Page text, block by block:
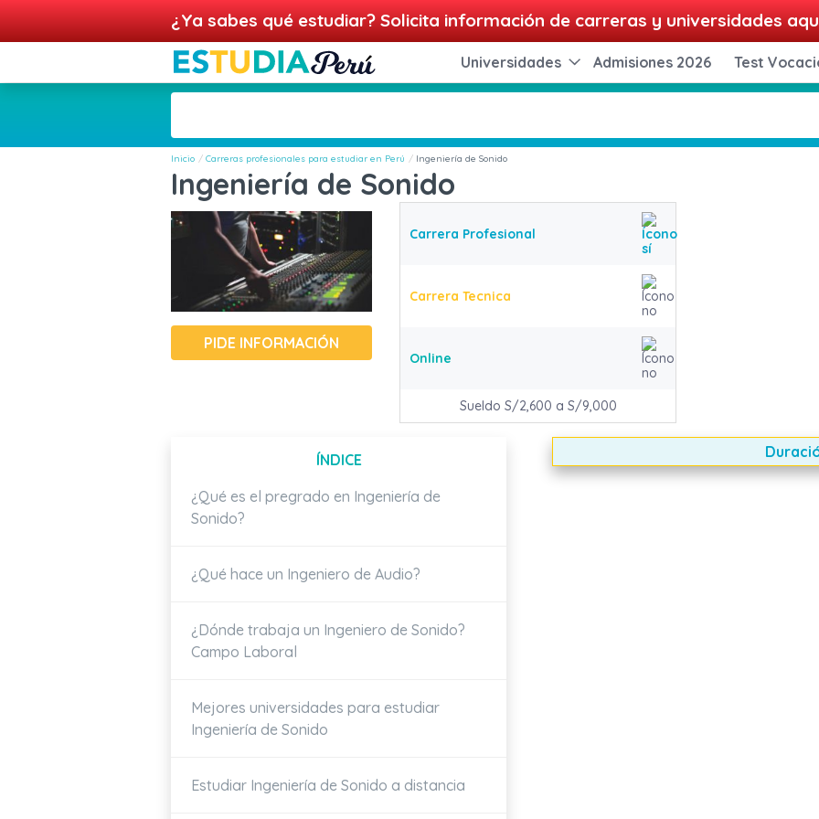
¿Ya sabes qué estudiar? Solicita información de carreras y universidades
Universidades Admisiones 2026 Test
Inicio Carreras profesionales para estudiar en Perú Ingeniería de Sonido
Ingeniería de Sonido
PIDE INFORMACIÓN
Carrera Profesional
Carrera Tecnica
Online
Sueldo S/2,600 a S/9,000
ÍNDICE
¿Qué es el pregrado en Ingeniería de
Sonido?
¿Qué hace un Ingeniero de Audio?
¿Dónde trabaja un Ingeniero de Sonido?
Campo Laboral
Mejores universidades para estudiar
Ingeniería de Sonido
Estudiar Ingeniería de Sonido a distancia